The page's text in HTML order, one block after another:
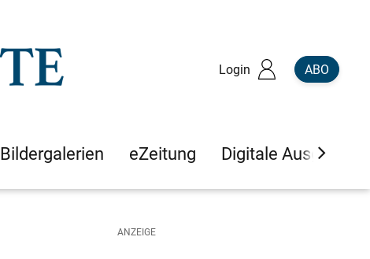
Login ABO
Bildergalerien eZeitung Digitale Ausgaben